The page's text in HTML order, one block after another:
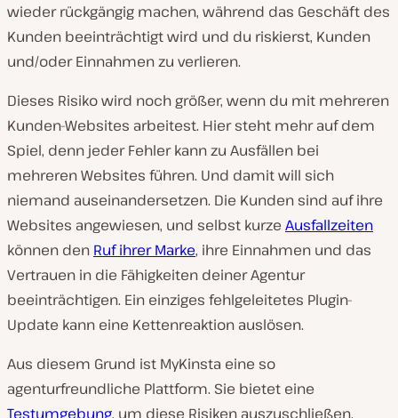
wieder rückgängig machen, während das Geschäft des
Kunden beeinträchtigt wird und du riskierst, Kunden
und/oder Einnahmen zu verlieren.
Dieses Risiko wird noch größer, wenn du mit mehreren
Kunden-Websites arbeitest. Hier steht mehr auf dem
Spiel, denn jeder Fehler kann zu Ausfällen bei
mehreren Websites führen. Und damit will sich
niemand auseinandersetzen. Die Kunden sind auf ihre
Websites angewiesen, und selbst kurze Ausfallzeiten
können den Ruf ihrer Marke, ihre Einnahmen und das
Vertrauen in die Fähigkeiten deiner Agentur
beeinträchtigen. Ein einziges fehlgeleitetes Plugin-
Update kann eine Kettenreaktion auslösen.
Aus diesem Grund ist MyKinsta eine so
agenturfreundliche Plattform. Sie bietet eine
Testumgebung, um diese Risiken auszuschließen.